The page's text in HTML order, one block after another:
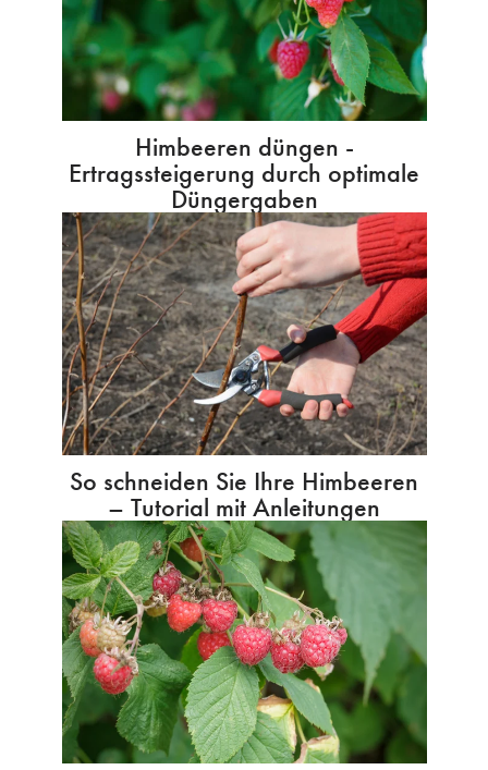
Himbeeren düngen -
Ertragssteigerung durch optimale
Düngergaben
So schneiden Sie Ihre Himbeeren
– Tutorial mit Anleitungen